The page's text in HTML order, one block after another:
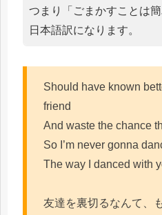
つまり「ごまかすことは
日本語訳になります。
Should have known
friend
And waste the chance
So I’m never gonna
The way I danced with
友達を裏切るなんて、